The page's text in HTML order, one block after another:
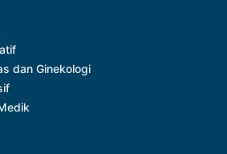
dan Ginekologi